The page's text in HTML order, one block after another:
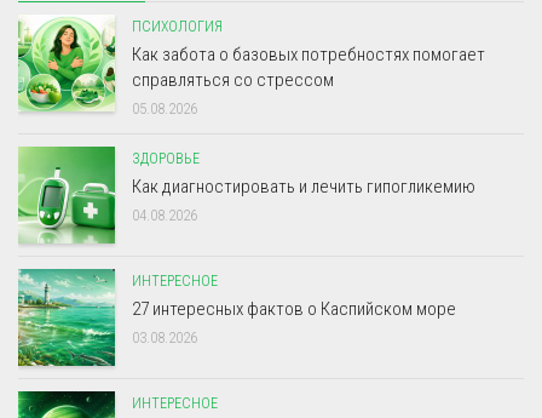
ПСИХОЛОГИЯ
Как забота о базовых потребностях помогает
справляться со стрессом
05.08.2026
ЗДОРОВЬЕ
Как диагностировать и лечить гипогликемию
04.08.2026
ИНТЕРЕСНОЕ
27 интересных фактов о Каспийском море
03.08.2026
ИНТЕРЕСНОЕ